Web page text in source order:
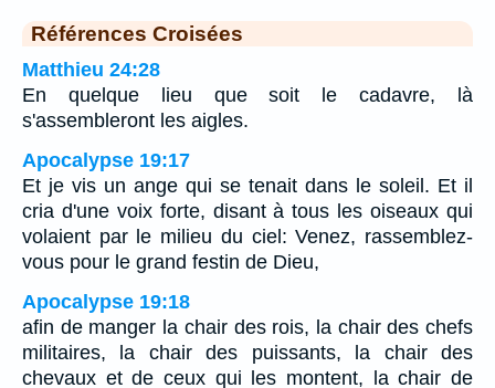
Références Croisées
Matthieu 24:28
En quelque lieu que soit le cadavre, là
s'assembleront les aigles.
Apocalypse 19:17
Et je vis un ange qui se tenait dans le soleil. Et il
cria d'une voix forte, disant à tous les oiseaux qui
volaient par le milieu du ciel: Venez, rassemblez-
vous pour le grand festin de Dieu,
Apocalypse 19:18
afin de manger la chair des rois, la chair des chefs
militaires, la chair des puissants, la chair des
chevaux et de ceux qui les montent, la chair de